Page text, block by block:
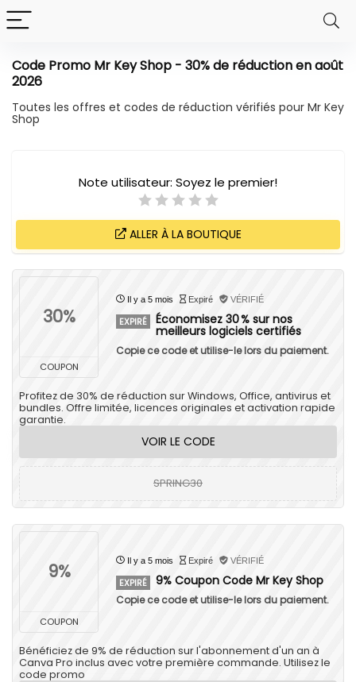
Code Promo Mr Key Shop - 30% de réduction en août
2026
Toutes les offres et codes de réduction vérifiés pour Mr Key
Shop
Note utilisateur: Soyez le premier!
ALLER À LA BOUTIQUE
30%
COUPON
Il y a 5 mois Expiré VÉRIFIÉ
EXPIRÉ Économisez 30 % sur nos
meilleurs logiciels certifiés
Copie ce code et utilise-le lors du paiement.
Profitez de 30% de réduction sur Windows, Office, antivirus et
bundles. Offre limitée, licences originales et activation rapide
garantie.
VOIR LE CODE
SPRING30
9%
COUPON
Il y a 5 mois Expiré VÉRIFIÉ
EXPIRÉ 9% Coupon Code Mr Key Shop
Copie ce code et utilise-le lors du paiement.
Bénéficiez de 9% de réduction sur l'abonnement d'un an à
Canva Pro inclus avec votre première commande. Utilisez le
code promo